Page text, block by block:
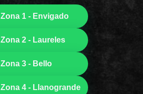
Zona 1 - Envigado
Zona 2 - Laureles
Zona 3 - Bello
Zona 4 - Llanogrande